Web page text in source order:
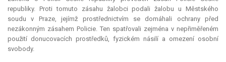
republiky. Proti tomuto zásahu žalobci podali žalobu u Městského
soudu v Praze, jejímž prostřednictvím se domáhali ochrany před
nezákonným zásahem Policie. Ten spatřovali zejména v nepřiměřeném
použití donucovacích prostředků, fyzickém násilí a omezení osobní
svobody.